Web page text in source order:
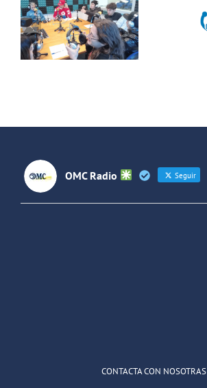
No es difícil
comunicarse
con un
OMC Radio Seguir
CONTACTA CON NOSOTRAS